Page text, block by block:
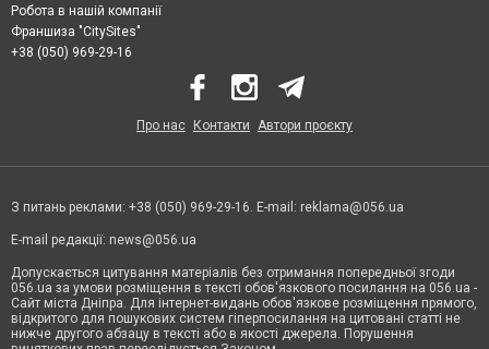
Робота в нашій компанії
Франшиза "CitySites"
+38 (050) 969-29-16
Про нас Контакти Автори проєкту
З питань реклами: +38 (050) 969-29-16. E-mail: reklama@056.ua
E-mail редакції: news@056.ua
Допускається цитування матеріалів без отримання попередньої згоди
056.ua за умови розміщення в тексті обов'язкового посилання на 056.ua -
Сайт міста Дніпра. Для інтернет-видань обов'язкове розміщення прямого,
відкритого для пошукових систем гіперпосилання на цитовані статті не
нижче другого абзацу в тексті або в якості джерела. Порушення